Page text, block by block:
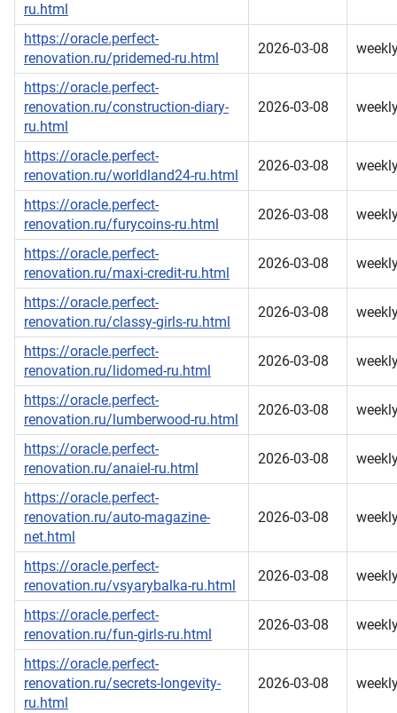
ru.html
https://oracle.perfect-
renovation.ru/pridemed-ru.html
2026-03-08
https://oracle.perfect-
renovation.ru/construction-diary-
ru.html
2026-03-08
https://oracle.perfect-
renovation.ru/worldland24-ru.html
2026-03-08
https://oracle.perfect-
renovation.ru/furycoins-ru.html
2026-03-08
https://oracle.perfect-
renovation.ru/maxi-credit-ru.html
2026-03-08
https://oracle.perfect-
renovation.ru/classy-girls-ru.html
2026-03-08
https://oracle.perfect-
renovation.ru/lidomed-ru.html
2026-03-08
https://oracle.perfect-
renovation.ru/lumberwood-ru.html
2026-03-08
https://oracle.perfect-
renovation.ru/anaiel-ru.html
2026-03-08
https://oracle.perfect-
renovation.ru/auto-magazine-
net.html
2026-03-08
https://oracle.perfect-
renovation.ru/vsyarybalka-ru.html
2026-03-08
https://oracle.perfect-
renovation.ru/fun-girls-ru.html
2026-03-08
https://oracle.perfect-
renovation.ru/secrets-longevity-
ru.html
2026-03-08